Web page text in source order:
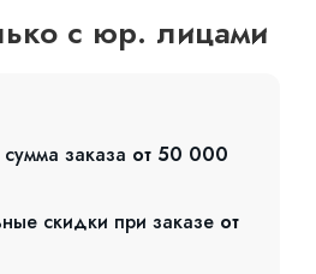
с юр. лицами
заказа от 50 000
скидки при заказе от